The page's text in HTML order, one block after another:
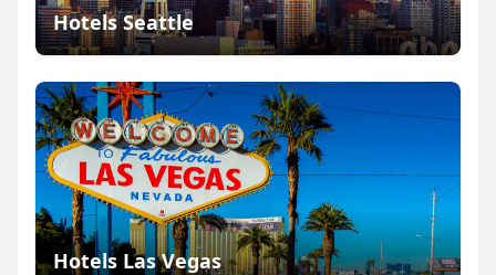
Hotels Seattle
Hotels Las Vegas